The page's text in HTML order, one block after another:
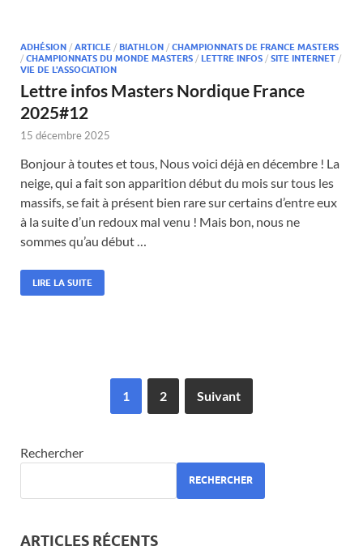
ADHÉSION / ARTICLE / BIATHLON / CHAMPIONNATS DE FRANCE MASTERS
/ CHAMPIONNATS DU MONDE MASTERS / LETTRE INFOS / SITE INTERNET /
VIE DE L'ASSOCIATION
Lettre infos Masters Nordique France
2025#12
15 décembre 2025
Bonjour à toutes et tous, Nous voici déjà en décembre ! La
neige, qui a fait son apparition début du mois sur tous les
massifs, se fait à présent bien rare sur certains d’entre eux
à la suite d’un redoux mal venu ! Mais bon, nous ne
sommes qu’au début …
LIRE LA SUITE
1 2 Suivant
Rechercher
RECHERCHER
ARTICLES RÉCENTS